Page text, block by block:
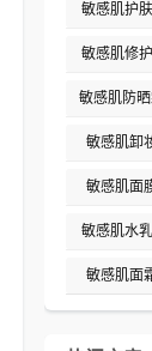
敏感肌护肤
敏感肌修护
敏感肌防
敏感肌卸
敏感肌面
敏感肌水乳
敏感肌面